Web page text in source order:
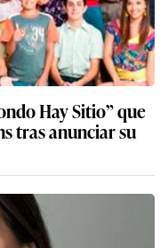
Hay Sitio” que
tras anunciar su